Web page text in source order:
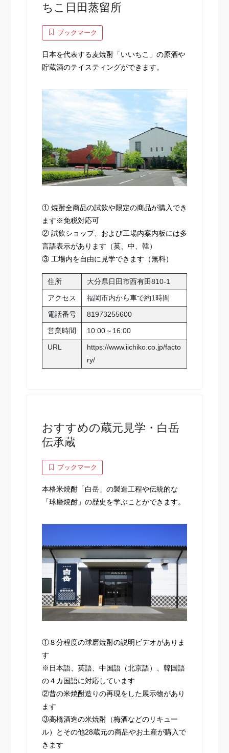
ちこ日田蒸留所
ブックマーク
日本を代表する麦焼酎「いいちこ」の原酒や
貯蔵酒のテイスティングができます。
① 焼酎全商品の試飲や限定の商品が購入でき
ます※免税対応可
② 試飲ショップ、および工場内案内板には多
言語表示があります（英、中、韓）
③ 工場内を自由に見学できます（無料）
住所
大分県日田市西有田810-1
アクセス
福岡市内から車で約1時間
電話番号
81973255600
営業時間
10:00～16:00
URL
https://www.iichiko.co.jp/facto
ry/
おすすめの蔵元見学・白岳
伝承蔵
ブックマーク
本格米焼酎「白岳」の製造工程や伝統的な
「球磨焼酎」の歴史を学ぶことができます。
①８分程度の球磨焼酎の説明ビデオがありま
す
※日本語、英語、中国語（北京語）、韓国語
の４カ国語に対応しています
②昔の米焼酎造りの再現をした展示物があり
ます
③高橋酒造の米焼酎（梅酒などのリキュー
ル）とその他28蔵元の商品やお土産が購入で
きます